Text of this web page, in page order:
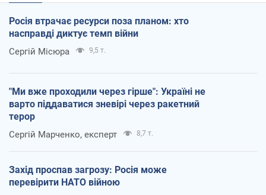
Росія втрачає ресурси поза планом: хто
насправді диктує темп війни
Сергій Місюра 9,5 т.
"Ми вже проходили через гірше": Україні не
варто піддаватися зневірі через ракетний
терор
Сергій Марченко, експерт 8,7 т.
Захід проспав загрозу: Росія може
перевірити НАТО війною